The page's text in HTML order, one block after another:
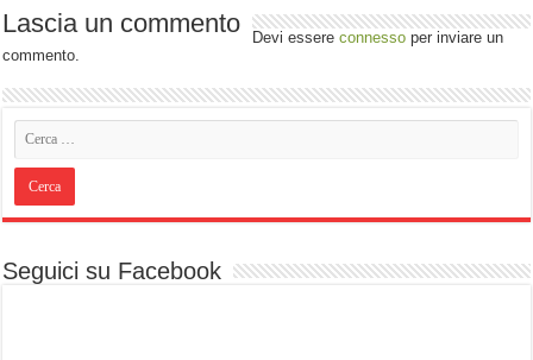
Lascia un commento Devi essereconnesso per inviare un
commento.
Seguici su Facebook